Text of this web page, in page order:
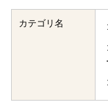
カテゴリ名